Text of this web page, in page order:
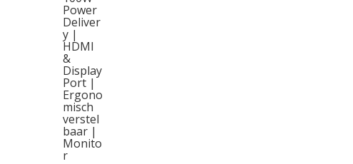
Power
Deliver
y |
HDMI
&
Display
Port |
Ergono
misch
verstel
baar |
Monito
r